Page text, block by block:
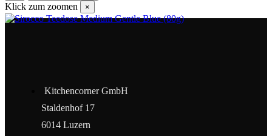
Klick zum zoomen ×
Kitchencorner GmbH
Staldenhof 17
6014 Luzern